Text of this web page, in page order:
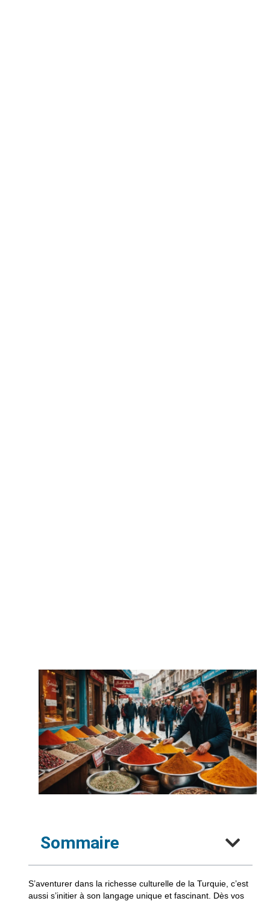
Sommaire
S’aventurer dans la richesse culturelle de la Turquie, c’est
aussi s’initier à son langage unique et fascinant. Dès vos